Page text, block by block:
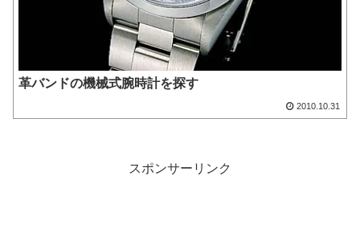
革バンドの機械式腕時計を探す
2010.10.31
スポンサーリンク